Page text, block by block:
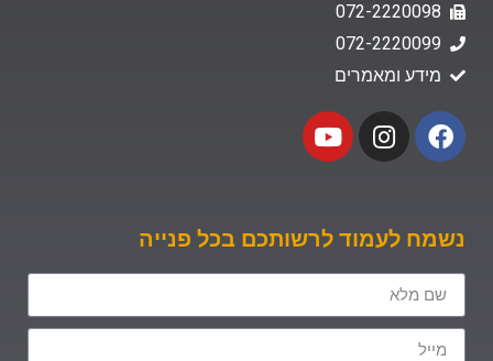
072-2220098
072-2220099
מידע ומאמרים
נשמח לעמוד לרשותכם בכל פנייה